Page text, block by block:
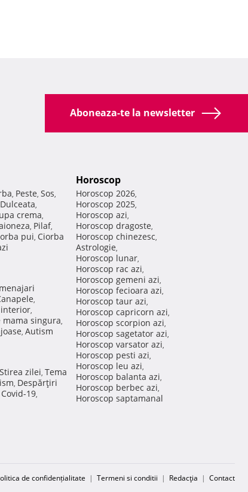
Aboneaza-te la newsletter
, Peste, Sos,
Dulceata,
crema,
, Pilaf,
pui, Ciorba
,
interior,
mama singura,
, Autism
Stirea zilei, Tema
, Despărţiri
Covid-19,
Horoscop
Horoscop 2026,
Horoscop 2025,
Horoscop azi,
Horoscop dragoste,
Horoscop chinezesc,
Astrologie,
Horoscop lunar,
Horoscop rac azi,
Horoscop gemeni azi,
Horoscop fecioara azi,
Horoscop taur azi,
Horoscop capricorn azi,
Horoscop scorpion azi,
Horoscop sagetator azi,
Horoscop varsator azi,
Horoscop pesti azi,
Horoscop leu azi,
Horoscop balanta azi,
Horoscop berbec azi,
Horoscop saptamanal
de confidențialitate | Termeni si conditii | Redacţia | Contact